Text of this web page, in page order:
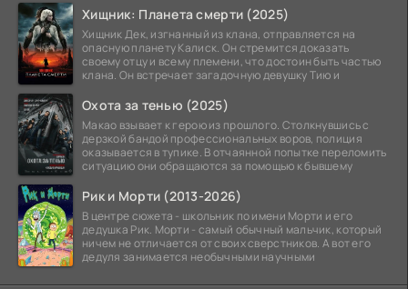
Хищник: Планета смерти (2025)
Хищник Дек, изгнанный из клана, отправляется на
опасную планету Калиск. Он стремится доказать
своему отцу и всему племени, что достоин быть частью
клана. Он встречает загадочную девушку Тию и
Охота за тенью (2025)
Макао взывает к герою из прошлого. Столкнувшись с
дерзкой бандой профессиональных воров, полиция
оказывается в тупике. В отчаянной попытке переломить
ситуацию они обращаются за помощью к бывшему
Рик и Морти (2013-2026)
В центре сюжета - школьник по имени Морти и его
дедушка Рик. Морти - самый обычный мальчик, который
ничем не отличается от своих сверстников. А вот его
дедуля занимается необычными научными